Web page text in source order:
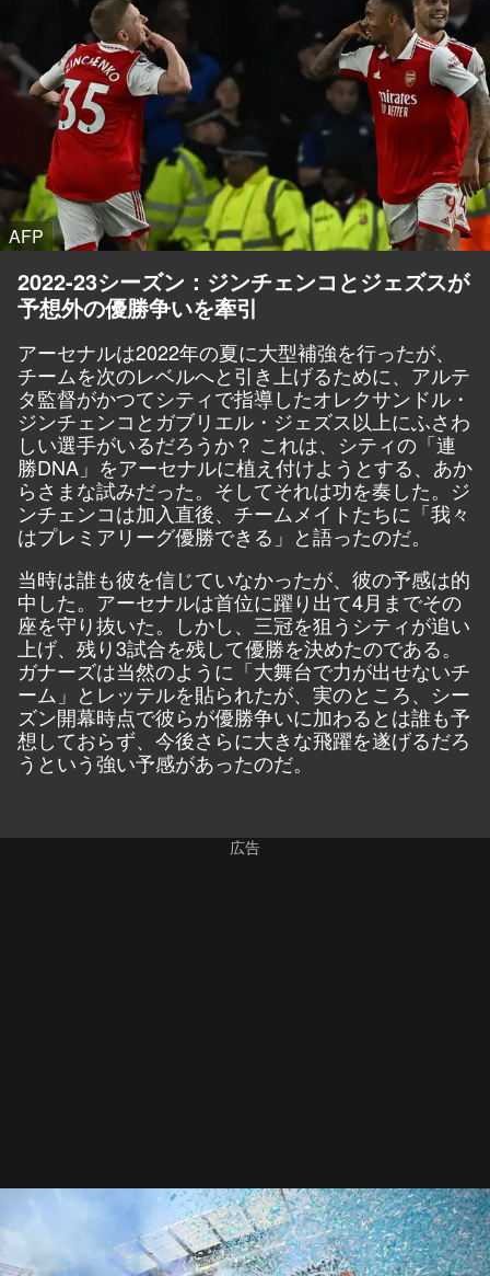
AFP
2022-23シーズン：ジンチェンコとジェズスが
予想外の優勝争いを牽引
アーセナルは2022年の夏に大型補強を行ったが、
チームを次のレベルへと引き上げるために、アルテ
タ監督がかつてシティで指導したオレクサンドル・
ジンチェンコとガブリエル・ジェズス以上にふさわ
しい選手がいるだろうか？ これは、シティの「連
勝DNA」をアーセナルに植え付けようとする、あか
らさまな試みだった。そしてそれは功を奏した。ジ
ンチェンコは加入直後、チームメイトたちに「我々
はプレミアリーグ優勝できる」と語ったのだ。
当時は誰も彼を信じていなかったが、彼の予感は的
中した。アーセナルは首位に躍り出て4月までその
座を守り抜いた。しかし、三冠を狙うシティが追い
上げ、残り3試合を残して優勝を決めたのである。
ガナーズは当然のように「大舞台で力が出せないチ
ーム」とレッテルを貼られたが、実のところ、シー
ズン開幕時点で彼らが優勝争いに加わるとは誰も予
想しておらず、今後さらに大きな飛躍を遂げるだろ
うという強い予感があったのだ。